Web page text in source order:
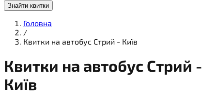
Знайти квитки
Головна
/
Квитки на автобус Стрий - Київ
Квитки на автобус Стрий -
Київ